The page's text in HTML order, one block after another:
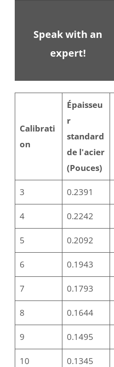
Speak with an
expert!
Calibrati
on
Épaisseu
r
standard
de l'acier
(Pouces)
3 0.2391
4 0.2242
5 0.2092
6 0.1943
7 0.1793
8 0.1644
9 0.1495
10 0.1345